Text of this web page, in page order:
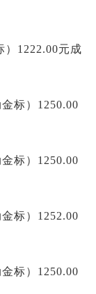
）1222.00元成
标）1250.00
标）1250.00
标）1252.00
标）1250.00